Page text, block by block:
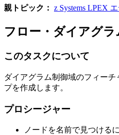
親トピック： z Systems LPEX
フロー・ダイアグラ
このタスクについて
ダイアグラム制御域のフィー
プを作成します。
プロシージャー
ノードを名前で見つける